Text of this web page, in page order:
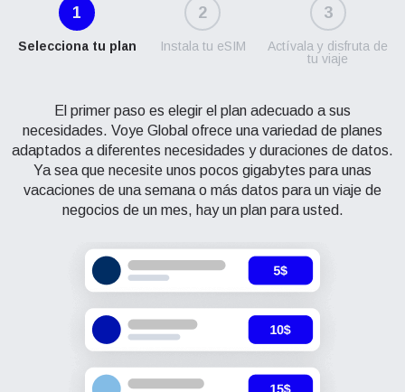
1
Selecciona tu plan
2
Instala tu eSIM
3
Actívala y disfruta de
tu viaje
El primer paso es elegir el plan adecuado a sus
necesidades. Voye Global ofrece una variedad de planes
adaptados a diferentes necesidades y duraciones de datos.
Ya sea que necesite unos pocos gigabytes para unas
vacaciones de una semana o más datos para un viaje de
negocios de un mes, hay un plan para usted.